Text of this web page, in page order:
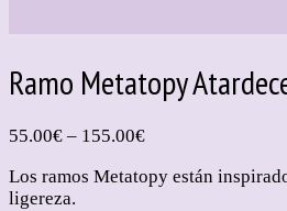
Ramo Metatopy
55.00€ – 155.00€
Los ramos Metatopy están
ligereza.